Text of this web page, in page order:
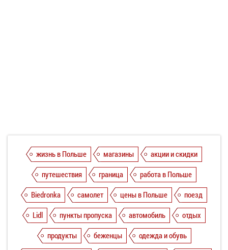
жизнь в Польше магазины
акции и скидки
путешествия
граница
работа в Польше
Biedronka
самолет цены в Польше
поезд
Lidl
пункты пропуска автомобиль
отдых
продукты
беженцы
одежда и обувь